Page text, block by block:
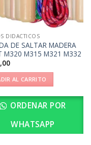
DIDACTICOS
DE SALTAR MADERA
M320 M315 M321 M332
AL CARRITO
ORDENAR POR
WHATSAPP